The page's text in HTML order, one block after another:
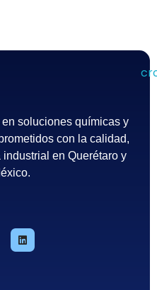
soluciones químicas y
con la calidad,
en Querétaro y